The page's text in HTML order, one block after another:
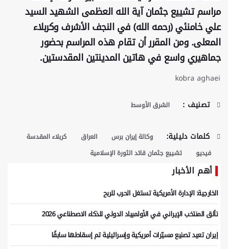
مراسم تشييع جثمان آية الله العظمى الشهيد السيد
علي خامنئي (رحمه الله) في النجف الأشرف وكربلاء
المعلى. ومن المقرر أن تقام هذه المراسم بحضور
جماهيري واسع في هاتين المدينتين المقدستين.
kobra aghaei
تصنيف :
الشرق الأوسط
كلمات دليلية: وكالة إيران برس العراق
كربلاء المقدسة
فيديو
تشييع جثمان قائد الثورة الإسلامية
أهم الأخبار
الخارجية: الإدارة الأمريكية تستغل الحرب للربح
تألق المنتخب الإيراني في الأولمبياد الدولي للذكاء الاصطناعي 2026
إيران تعيد تصنيع مسيّرات أمريكية وإسرائيلية تم إسقاطها سابقًا